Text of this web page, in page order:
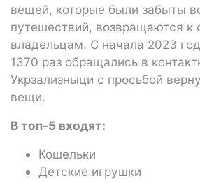
вещей, которые были забыты
путешествий, возвращаются к
владельцам. С начала 2023
1370 раз обращались в
Укрзализныци с просьбой
вещи.
В топ-5 входят:
Кошельки
Детские игрушки